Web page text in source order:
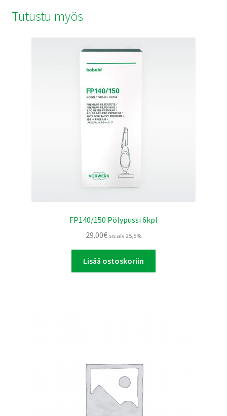
Tutustu myös
FP140/150 Pölypussi 6kpl
29.00€ sis alv 25,5%
Lisää ostoskoriin